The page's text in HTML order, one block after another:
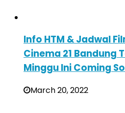
Info HTM & Jadwal
Cinema 21 Bandung
Minggu Ini Coming
March 20, 2022